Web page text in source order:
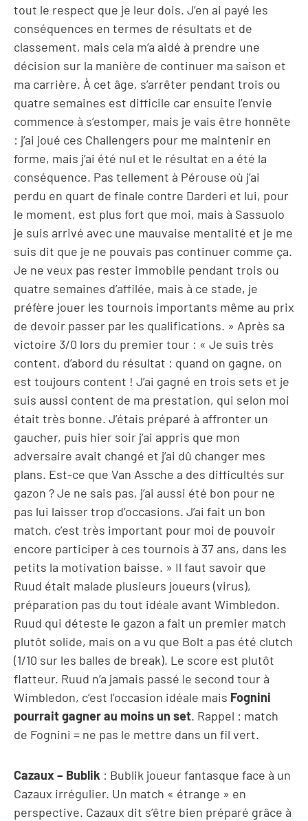
tout le respect que je leur dois. J’en ai payé les
conséquences en termes de résultats et de
classement, mais cela m’a aidé à prendre une
décision sur la manière de continuer ma saison et
ma carrière. À cet âge, s’arrêter pendant trois ou
quatre semaines est difficile car ensuite l’envie
commence à s’estomper, mais je vais être honnête
: j’ai joué ces Challengers pour me maintenir en
forme, mais j’ai été nul et le résultat en a été la
conséquence. Pas tellement à Pérouse où j’ai
perdu en quart de finale contre Darderi et lui, pour
le moment, est plus fort que moi, mais à Sassuolo
je suis arrivé avec une mauvaise mentalité et je me
suis dit que je ne pouvais pas continuer comme ça.
Je ne veux pas rester immobile pendant trois ou
quatre semaines d’affilée, mais à ce stade, je
préfère jouer les tournois importants même au prix
de devoir passer par les qualifications. » Après sa
victoire 3/0 lors du premier tour : « Je suis très
content, d’abord du résultat : quand on gagne, on
est toujours content ! J’ai gagné en trois sets et je
suis aussi content de ma prestation, qui selon moi
était très bonne. J’étais préparé à affronter un
gaucher, puis hier soir j’ai appris que mon
adversaire avait changé et j’ai dû changer mes
plans. Est-ce que Van Assche a des difficultés sur
gazon ? Je ne sais pas, j’ai aussi été bon pour ne
pas lui laisser trop d’occasions. J’ai fait un bon
match, c’est très important pour moi de pouvoir
encore participer à ces tournois à 37 ans, dans les
petits la motivation baisse. » Il faut savoir que
Ruud était malade plusieurs joueurs (virus),
préparation pas du tout idéale avant Wimbledon.
Ruud qui déteste le gazon a fait un premier match
plutôt solide, mais on a vu que Bolt a pas été clutch
(1/10 sur les balles de break). Le score est plutôt
flatteur. Ruud n’a jamais passé le second tour à
Wimbledon, c’est l’occasion idéale mais Fognini
pourrait gagner au moins un set. Rappel : match
de Fognini = ne pas le mettre dans un fil vert.
Cazaux – Bublik : Bublik joueur fantasque face à un
Cazaux irrégulier. Un match « étrange » en
perspective. Cazaux dit s’être bien préparé grâce à